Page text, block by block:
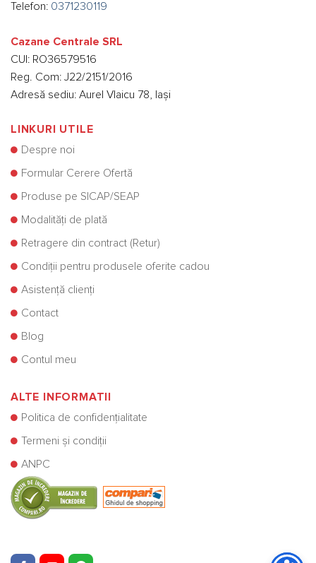
Telefon: 0371230119
Cazane Centrale SRL
CUI: RO36579516
Reg. Com: J22/2151/2016
Adresă sediu: Aurel Vlaicu 78, Iași
LINKURI UTILE
Despre noi
Formular Cerere Ofertă
Produse pe SICAP/SEAP
Modalități de plată
Retragere din contract (Retur)
Condiții pentru produsele oferite cadou
Asistență clienți
Contact
Blog
Contul meu
ALTE INFORMATII
Politica de confidențialitate
Termeni și condiții
ANPC